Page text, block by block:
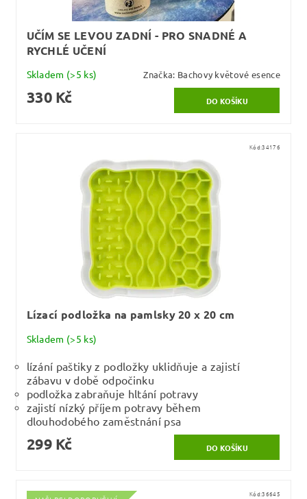
UČÍM SE LEVOU ZADNÍ - PRO SNADNÉ A
RYCHLÉ UČENÍ
Skladem (>5 ks) Značka: Bachovy květové esence
330 Kč
Kód:34176
Lízací podložka na pamlsky 20 x 20 cm
Skladem (>5 ks)
lízání paštiky z podložky uklidňuje a zajistí
zábavu v době odpočinku
podložka zabraňuje hltání potravy
zajistí nízký příjem potravy během
dlouhodobého zaměstnání psa
299 Kč
Kód:36645